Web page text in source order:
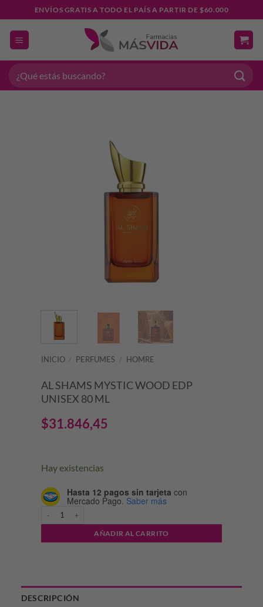
al
contenido
ENVÍOS GRATIS A TODO EL PAÍS A PARTIR DE $60.000
Buscar
por:
INICIO / PERFUMES / HOMRE
AL SHAMS MYSTIC WOOD EDP
UNISEX 80 ML
$31.846,45
Hay existencias
Hasta 12 pagos sin tarjeta con
Mercado Pago. Saber más
AL SHAMS MYSTIC WOOD EDP UNISEX 80 ML cantidad
AÑADIR AL CARRITO
DESCRIPCIÓN